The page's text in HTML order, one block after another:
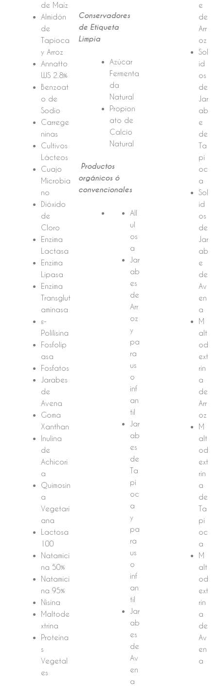
de Maíz
Almidón
de
Tapioca
y Arroz
Annatto
WS 2.8%
Benzoat
o de
Sodio
Carrege
ninas
Cultivos
Lácteos
Cuajo
Microbia
no
Dióxido
de
Cloro
Enzima
Lactasa
Enzima
Lipasa
Enzima
Transglut
aminasa
ε-
Polilisina
Fosfolip
asa
Fosfatos
Jarabes
de
Avena
Goma
Xanthan
Inulina
de
Achicori
a
Quimosin
a
Vegetari
ana
Lactosa
100
Natamici
na 50%
Natamici
na 95%
Nisina
Maltode
xtrina
Proteína
s
Vegetal
es
Conservadores
de Etiqueta
Limpia
Azúcar
Fermenta
da
Natural
Propion
ato de
Calcio
Natural
Productos
orgánicos ó
convencionales
All
ul
os
a
Jar
ab
es
de
Arr
oz
y
pa
ra
us
o
inf
an
til
Jar
ab
es
de
Ta
pi
oc
a
y
pa
ra
us
o
inf
an
til
Jar
ab
es
de
Av
en
a
e
de
Arr
oz
Sol
id
os
de
Jar
ab
e
de
Ta
pi
oc
a
Sol
id
os
de
Jar
ab
e
de
Av
en
a
M
alt
od
ext
rin
a
de
Arr
oz
M
alt
od
ext
rin
a
de
Ta
pi
oc
a
M
alt
od
ext
rin
a
de
Av
en
a